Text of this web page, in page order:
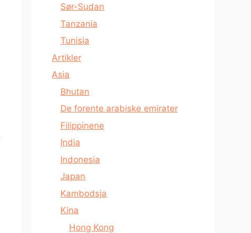
Sør-Sudan
Tanzania
Tunisia
Artikler
Asia
Bhutan
De forente arabiske emirater
Filippinene
India
Indonesia
Japan
Kambodsja
Kina
Hong Kong